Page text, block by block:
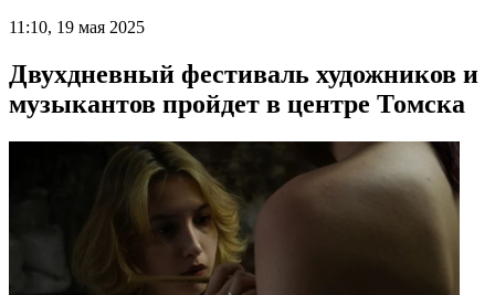
11:10, 19 мая 2025
Двухдневный фестиваль художников и
музыкантов пройдет в центре Томска